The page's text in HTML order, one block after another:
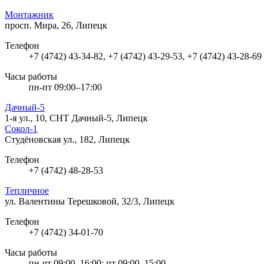
Монтажник
просп. Мира, 26, Липецк
Телефон
+7 (4742) 43-34-82, +7 (4742) 43-29-53, +7 (4742) 43-28-69
Часы работы
пн-пт 09:00–17:00
Дачный-5
1-я ул., 10, СНТ Дачный-5, Липецк
Сокол-1
Студёновская ул., 182, Липецк
Телефон
+7 (4742) 48-28-53
Тепличное
ул. Валентины Терешковой, 32/3, Липецк
Телефон
+7 (4742) 34-01-70
Часы работы